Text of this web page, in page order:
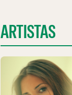
ARTISTAS